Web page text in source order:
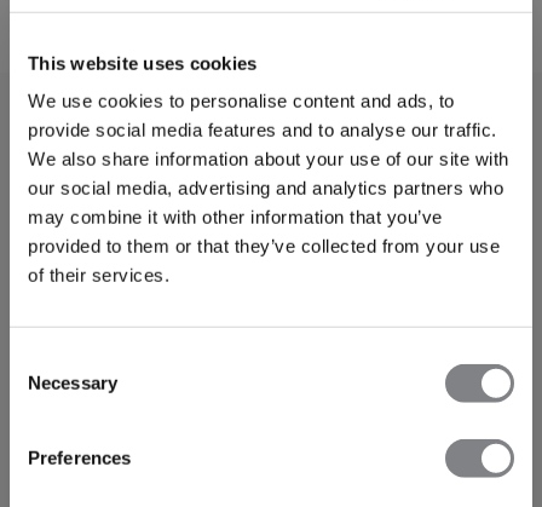
This website uses cookies
We use cookies to personalise content and ads, to
provide social media features and to analyse our traffic.
We also share information about your use of our site with
our social media, advertising and analytics partners who
may combine it with other information that you’ve
provided to them or that they’ve collected from your use
of their services.
Selection
Necessary
Preferences